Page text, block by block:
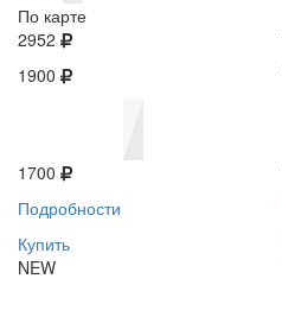
По карте
2952
1900
1700
Подробности
Купить
NEW